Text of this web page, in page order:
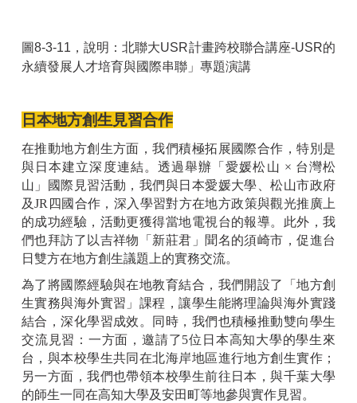
圖8-3-11，說明：北聯大USR計畫跨校聯合講座-USR的
永續發展人才培育與國際串聯」專題演講
日本地方創生見習合作
在推動地方創生方面，我們積極拓展國際合作，特別是
與日本建立深度連結。透過舉辦「愛媛松山 × 台灣松
山」國際見習活動，我們與日本愛媛大學、松山市政府
及JR四國合作，深入學習對方在地方政策與觀光推廣上
的成功經驗，活動更獲得當地電視台的報導。此外，我
們也拜訪了以吉祥物「新莊君」聞名的須崎市，促進台
日雙方在地方創生議題上的實務交流。
為了將國際經驗與在地教育結合，我們開設了「地方創
生實務與海外實習」課程，讓學生能將理論與海外實踐
結合，深化學習成效。同時，我們也積極推動雙向學生
交流見習：一方面，邀請了5位日本高知大學的學生來
台，與本校學生共同在北海岸地區進行地方創生實作；
另一方面，我們也帶領本校學生前往日本，與千葉大學
的師生一同在高知大學及安田町等地參與實作見習。